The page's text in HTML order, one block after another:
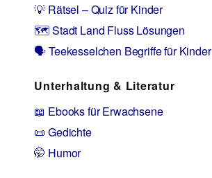
💡 Rätsel – Quiz für Kinder
🗺️ Stadt Land Fluss Lösungen
🗣️ Teekesselchen Begriffe für Kinder
Unterhaltung & Literatur
📖 Ebooks für Erwachsene
📜 Gedichte
🤭 Humor